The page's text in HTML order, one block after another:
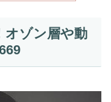
オゾン層や動